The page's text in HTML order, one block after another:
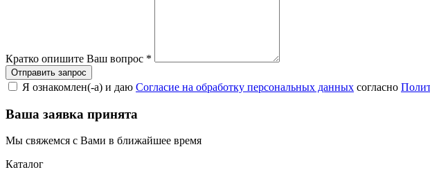
Кратко опишите Ваш вопрос *
Я ознакомлен(-а) и даю Согласие на обработку персональных данных согласно
Ваша заявка принята
Мы свяжемся с Вами в ближайшее время
Каталог